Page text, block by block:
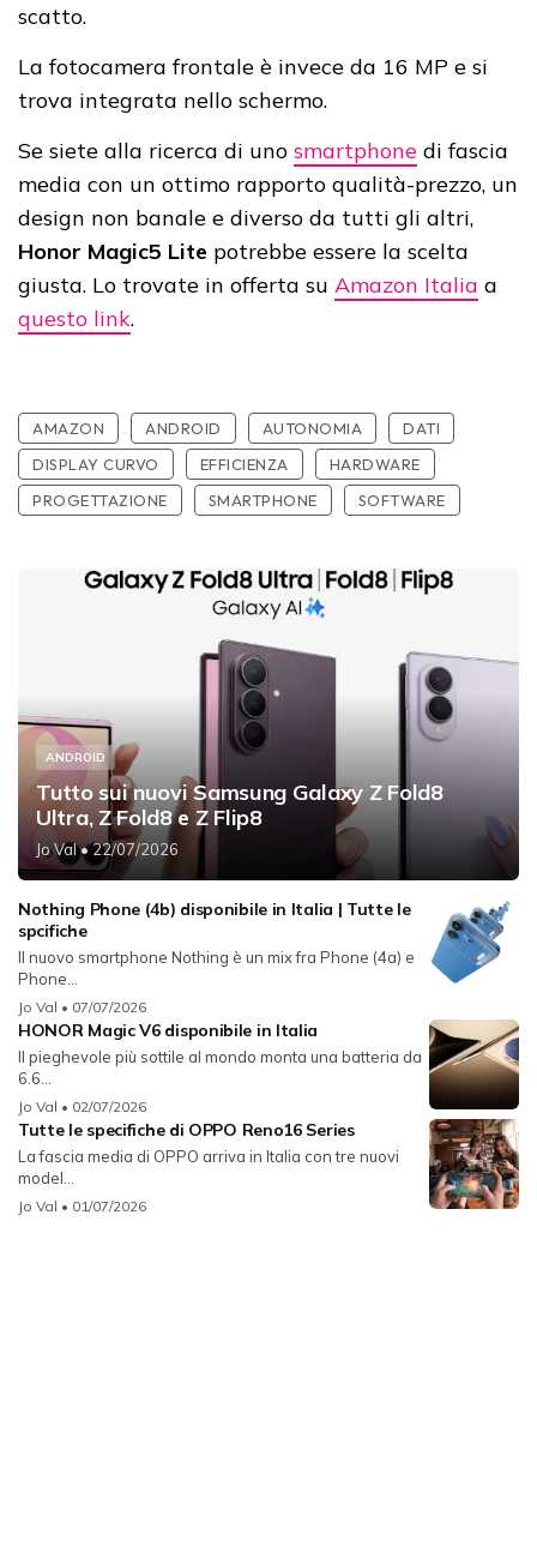
scatto.
La fotocamera frontale è invece da 16 MP e si
trova integrata nello schermo.
Se siete alla ricerca di uno smartphone di fascia
media con un ottimo rapporto qualità-prezzo, un
design non banale e diverso da tutti gli altri,
Honor Magic5 Lite potrebbe essere la scelta
giusta. Lo trovate in offerta su Amazon Italia a
questo link.
AMAZON ANDROID AUTONOMIA
DATI
DISPLAY CURVO
EFFICIENZA
HARDWARE
PROGETTAZIONE
SMARTPHONE SOFTWARE
ANDROID
Tutto sui nuovi Samsung Galaxy Z Fold8
Ultra, Z Fold8 e Z Flip8
Jo Val• 22/07/2026
Nothing Phone (4b) disponibile in Italia | Tutte le
spcifiche
Il nuovo smartphone Nothing è un mix fra Phone (4a) e
Phone...
Jo Val • 07/07/2026
HONOR Magic V6 disponibile in Italia
Il pieghevole più sottile al mondo monta una batteria da
6.6...
Jo Val • 02/07/2026
Tutte le specifiche di OPPO Reno16 Series
La fascia media di OPPO arriva in Italia con tre nuovi
model...
Jo Val • 01/07/2026